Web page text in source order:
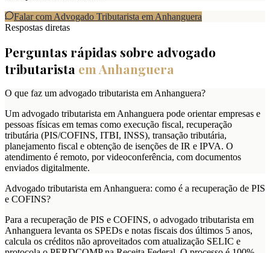
Falar com Advogado Tributarista em Anhanguera
Respostas diretas
Perguntas rápidas sobre advogado
tributarista em Anhanguera
O que faz um advogado tributarista em Anhanguera?
Um advogado tributarista em Anhanguera pode orientar empresas e
pessoas físicas em temas como execução fiscal, recuperação
tributária (PIS/COFINS, ITBI, INSS), transação tributária,
planejamento fiscal e obtenção de isenções de IR e IPVA. O
atendimento é remoto, por videoconferência, com documentos
enviados digitalmente.
Advogado tributarista em Anhanguera: como é a recuperação de PIS
e COFINS?
Para a recuperação de PIS e COFINS, o advogado tributarista em
Anhanguera levanta os SPEDs e notas fiscais dos últimos 5 anos,
calcula os créditos não aproveitados com atualização SELIC e